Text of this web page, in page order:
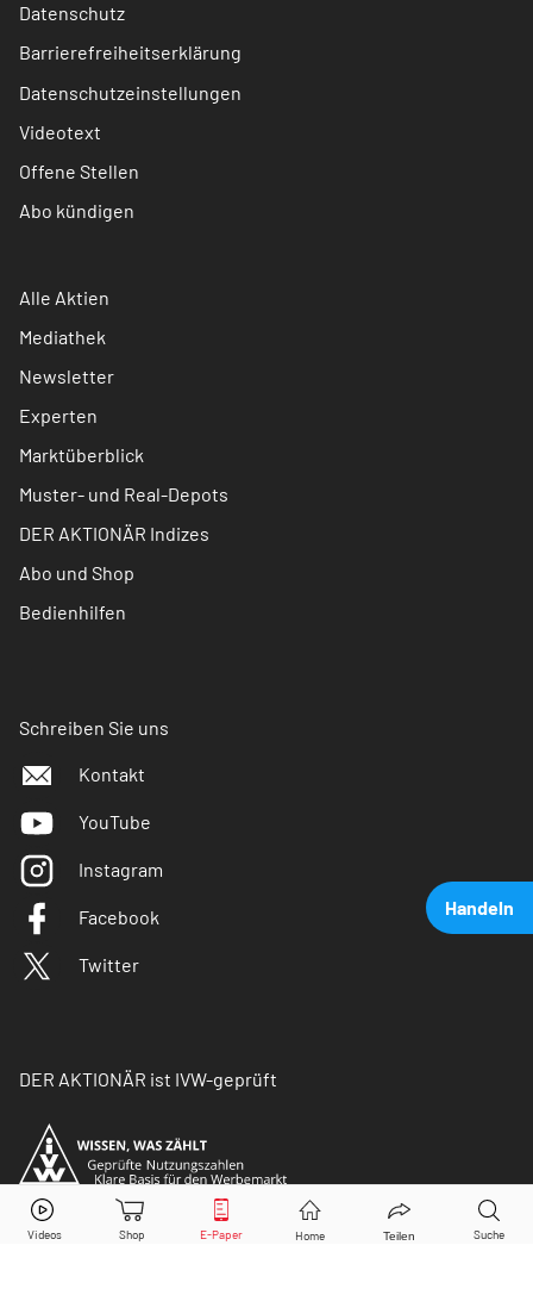
Handeln
Bayer Aktie jetzt handeln?
Datenschutz
Barrierefreiheitserklärung
Datenschutzeinstellungen
Videotext
Offene Stellen
Abo kündigen
Alle Aktien
Mediathek
Newsletter
Experten
Marktüberblick
Muster- und Real-Depots
DER AKTIONÄR Indizes
Abo und Shop
Bedienhilfen
Schreiben Sie uns
Kontakt
YouTube
Instagram
Facebook
Twitter
DER AKTIONÄR ist IVW-geprüft